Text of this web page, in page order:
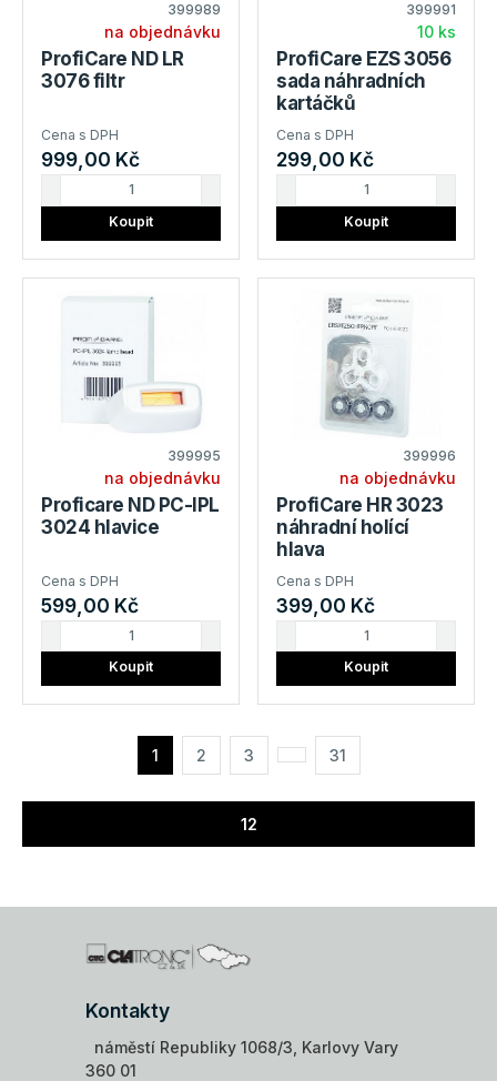
399989
na objednávku
ProfiCare ND LR
3076 filtr
Cena s DPH
999,00 Kč
Koupit
399991
10 ks
ProfiCare EZS 3056
sada náhradních
kartáčků
Cena s DPH
299,00 Kč
Koupit
399995
na objednávku
Proficare ND PC-IPL
3024 hlavice
Cena s DPH
599,00 Kč
Koupit
399996
na objednávku
ProfiCare HR 3023
náhradní holící
hlava
Cena s DPH
399,00 Kč
Koupit
1 2 3 31
12
Kontakty
náměstí Republiky 1068/3, Karlovy Vary
360 01